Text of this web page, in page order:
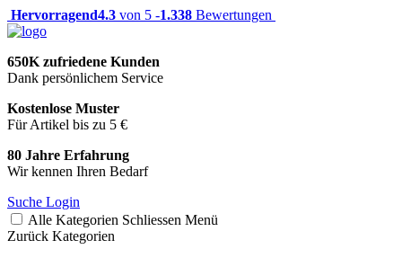
Hervorragend4.3 von 5 -1.338 Bewertungen
650K zufriedene Kunden
Dank persönlichem Service
Kostenlose Muster
Für Artikel bis zu 5 €
80 Jahre Erfahrung
Wir kennen Ihren Bedarf
Suche Login
Alle Kategorien Schliessen Menü
Zurück Kategorien